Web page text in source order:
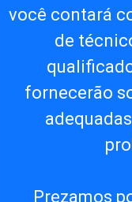
você contará
de
fornecerão
Prezamos